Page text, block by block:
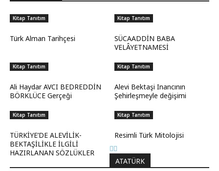
Kitap Tanıtım
Türk Alman Tarihçesi
Kitap Tanıtım
SÜCAADDİN BABA
VELÂYETNAMESİ
Kitap Tanıtım
Ali Haydar AVCI BEDREDDİN
BÖRKLÜCE Gerçeği
Kitap Tanıtım
Alevi Bektaşi Inancının
Şehirleşmeyle değişimi
Kitap Tanıtım
TÜRKİYE’DE ALEVİLİK-
BEKTAŞİLİKLE İLGİLİ
HAZIRLANAN SÖZLÜKLER
Kitap Tanıtım
Resimli Türk Mitolojisi
ATATÜRK